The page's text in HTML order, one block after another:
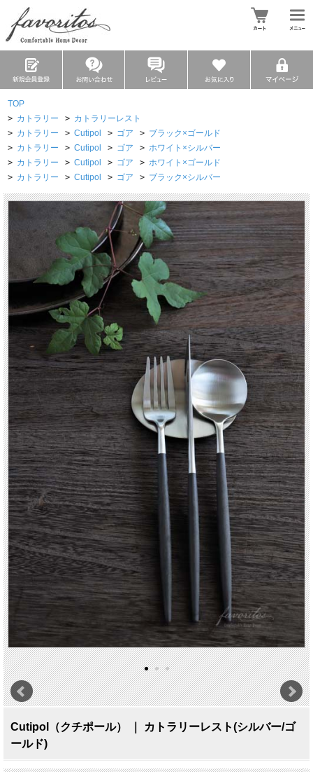
TOP
> カトラリー > カトラリーレスト
> カトラリー > Cutipol > ゴア > ブラック×ゴールド
> カトラリー > Cutipol > ゴア > ホワイト×シルバー
> カトラリー > Cutipol > ゴア > ホワイト×ゴールド
> カトラリー > Cutipol > ゴア > ブラック×シルバー
Cutipol（クチポール） ｜ カトラリーレスト(シルバー/ゴ
ールド)